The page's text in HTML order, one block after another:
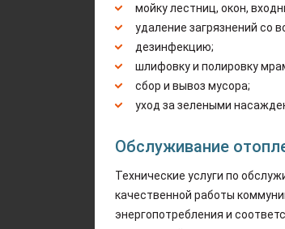
мойку лестниц, окон,
удаление загрязнений со
дезинфекцию;
шлифовку и полировку
сбор и вывоз мусора;
уход за зелеными
Обслуживание
Технические услуги по
качественной работы
энергопотребления и